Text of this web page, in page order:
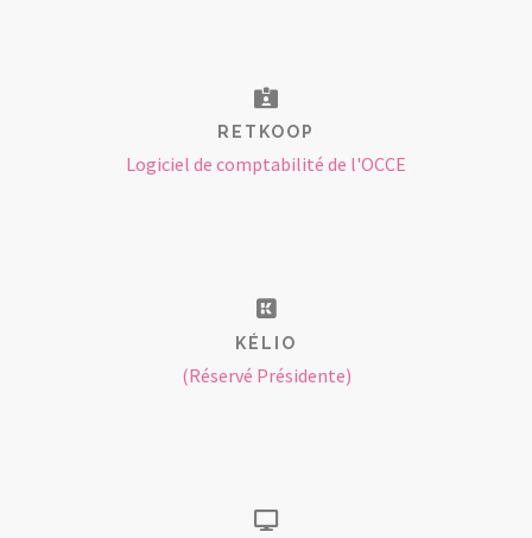
RETKOOP
Logiciel de comptabilité de l'OCCE
KÉLIO
(Réservé Présidente)